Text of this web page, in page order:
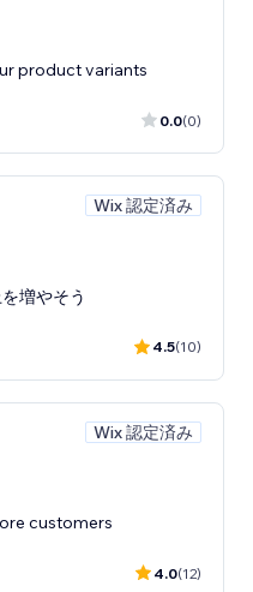
product variants
0.0(0)
Wix 認定済み
増やそう
4.5(10)
Wix 認定済み
customers
4.0(12)